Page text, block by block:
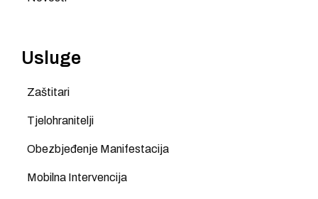
Usluge
Zaštitari
Tjelohranitelji
Obezbjeđenje Manifestacija
Mobilna Intervencija